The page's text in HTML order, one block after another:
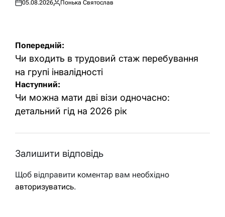
Оприлюднено
05.08.2026
Опубліковано
Понька Святослав
Навігація
записів
Попередній:
Чи входить в трудовий стаж перебування
на групі інвалідності
Наступний:
Чи можна мати дві візи одночасно:
детальний гід на 2026 рік
Залишити відповідь
Щоб відправити коментар вам необхідно
авторизуватись.